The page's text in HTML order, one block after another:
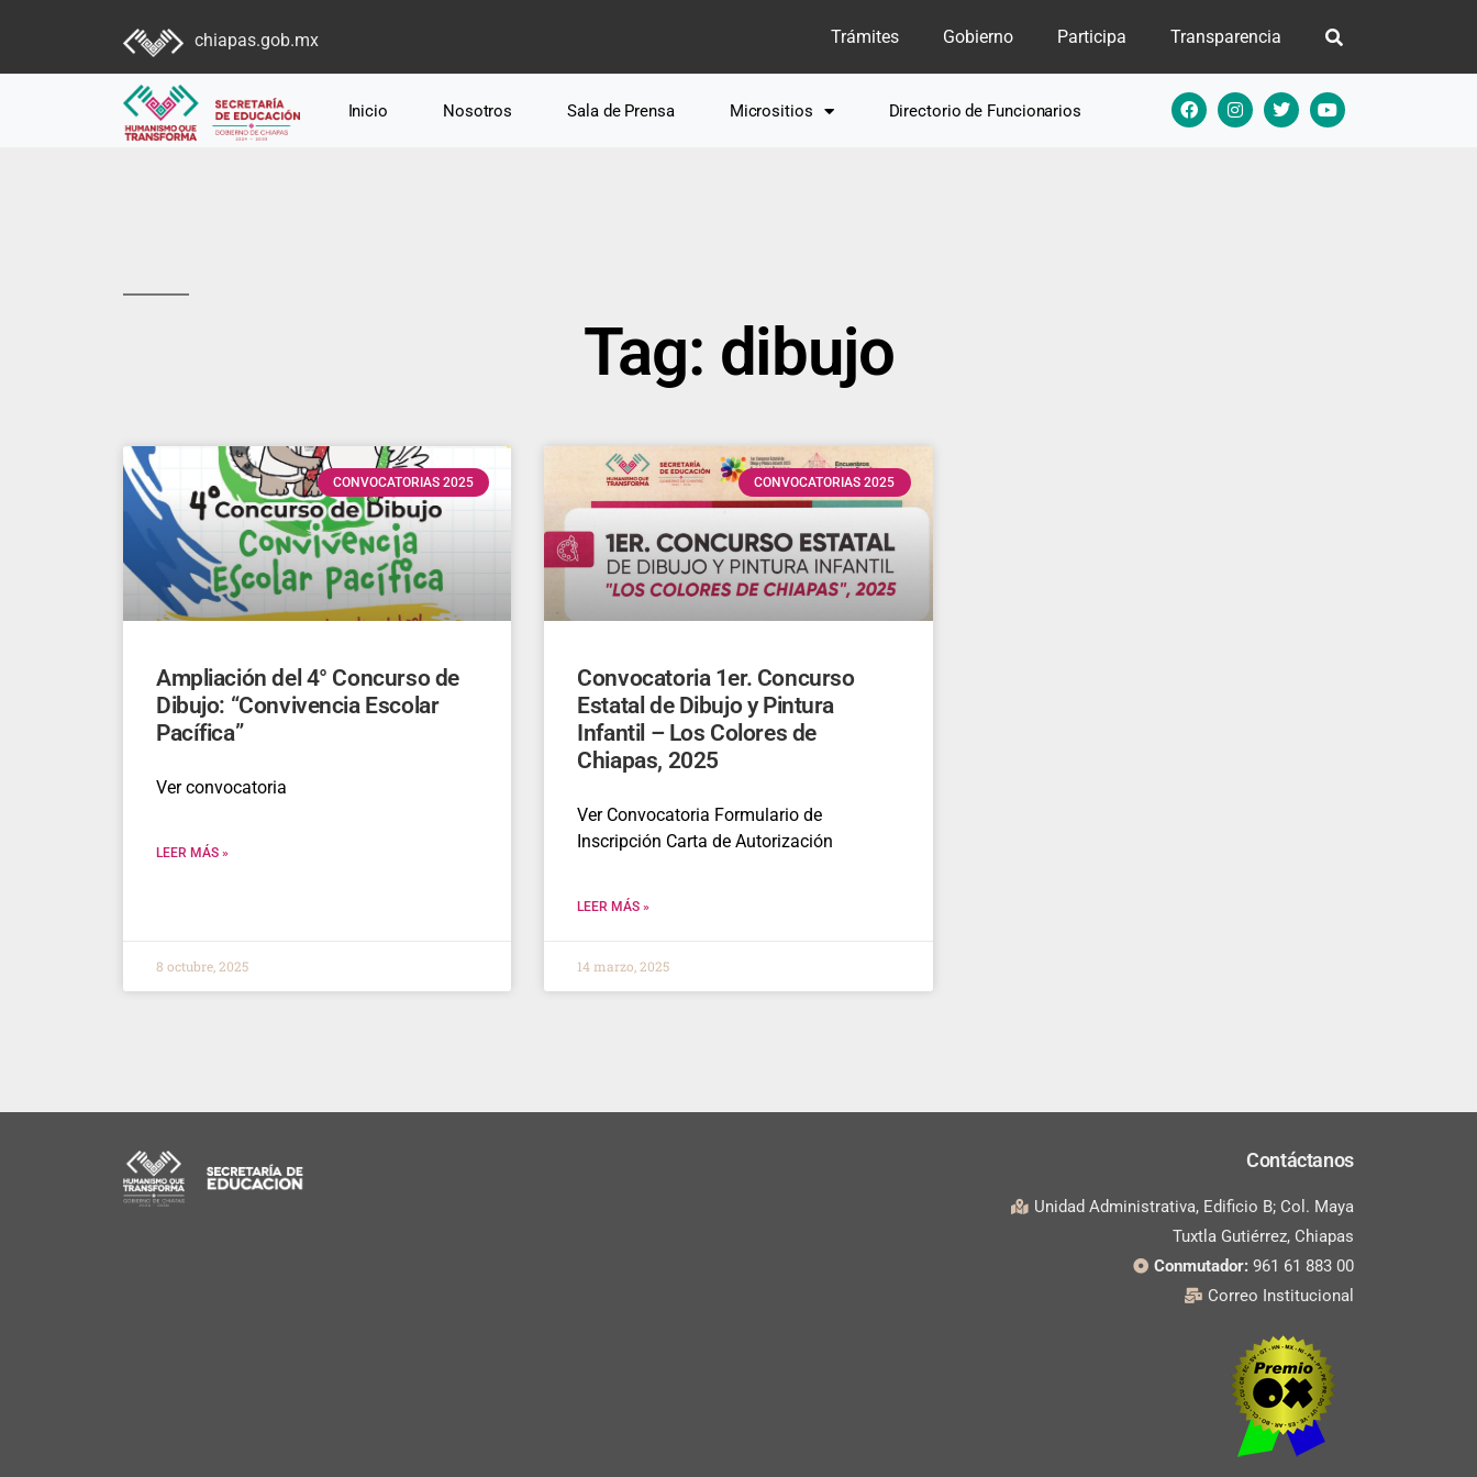
chiapas.gob.mx Trámites Gobierno Participa Transparencia
Inicio Nosotros Sala de Prensa Micrositios Directorio de Funcionarios
Tag: dibujo
CONVOCATORIAS 2025
Ampliación del 4° Concurso de
Dibujo: “Convivencia Escolar
Pacífica”
Ver convocatoria
LEER MÁS »
8 octubre, 2025
CONVOCATORIAS 2025
Convocatoria 1er. Concurso
Estatal de Dibujo y Pintura
Infantil – Los Colores de
Chiapas, 2025
Ver Convocatoria Formulario de
Inscripción Carta de Autorización
LEER MÁS »
14 marzo, 2025
Contáctanos
Unidad Administrativa, Edificio B; Col. Maya
Tuxtla Gutiérrez, Chiapas
Conmutador: 961 61 883 00
Correo Institucional